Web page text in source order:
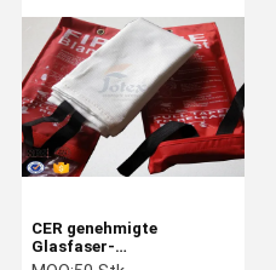
CER genehmigte
Glasfaser-
feuerverzögernde